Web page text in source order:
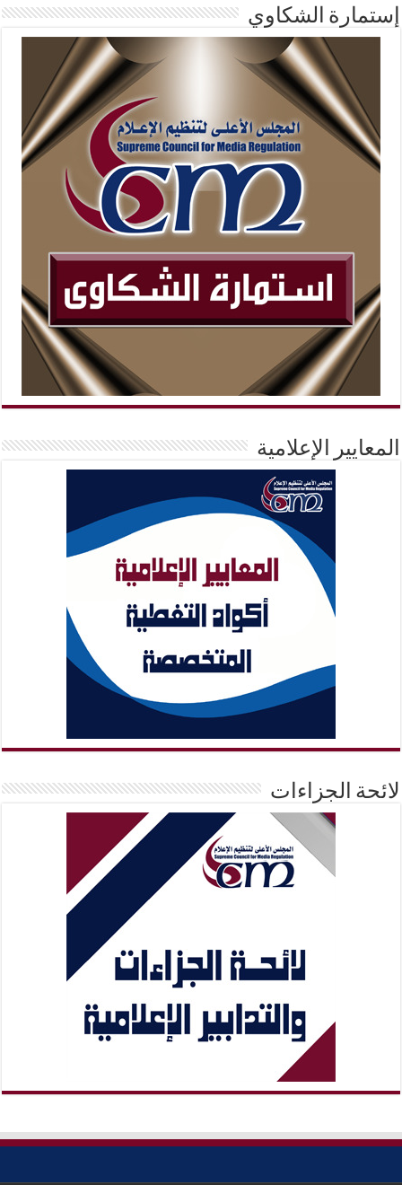
إستمارة الشكاوي
المعايير الإعلامية
لائحة الجزاءات